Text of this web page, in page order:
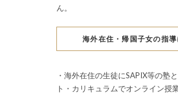
ん。
海外在住・帰国子女の指導
・海外在住の生徒にSAPIX等の塾
ト・カリキュラムでオンライン授